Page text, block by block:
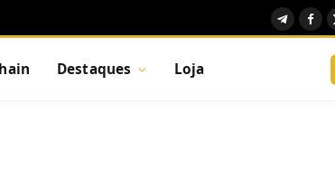
Destaques Loja